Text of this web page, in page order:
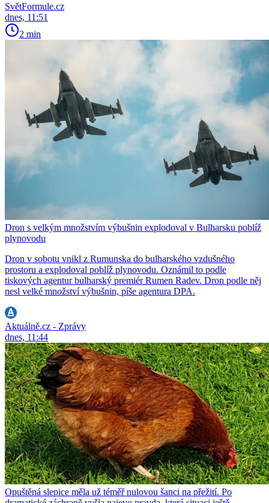
SvětFormule.cz
dnes, 11:51
2 min
Dron s velkým množstvím výbušnin explodoval v Bulharsku poblíž
plynovodu
Dron v sobotu vnikl z Rumunska do bulharského vzdušného
prostoru a explodoval poblíž plynovodu. Oznámil to podle
tiskových agentur bulharský premiér Rumen Radev. Dron podle něj
nesl velké množství výbušnin, píše agentura DPA.
Aktuálně.cz - Zprávy
dnes, 11:44
Opuštěná slepice měla už téměř nulovou šanci na přežití. Po